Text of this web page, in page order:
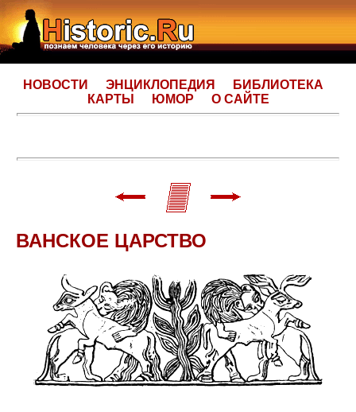
НОВОСТИ ЭНЦИКЛОПЕДИЯ
БИБЛИОТЕКА
КАРТЫ
ЮМОР О САЙТЕ
ВАНСКОЕ ЦАРСТВО